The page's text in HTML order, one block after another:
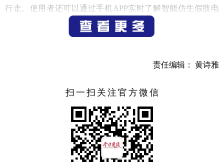
行走。使用者还可以通过手机APP实时了解智能仿生假肢电
量情况、行走步数等相关数据，以及5种使用场景和训练教
者林先生激动地表示，“以前用的普通假肢又沉又僵，上下楼
弯、上下坡都特别丝滑，我还能用它骑自行车，感觉就像自
另一位使用者俞女士也坦言，原本以为高科技产品会很
难适应，没想到训练几天就上手了，“现在每天都戴着它上下
班，不用总麻烦家人同事，心里踏实多了，家人也更放心
责任编辑： 黄诗雅
扫一扫关注官方微信